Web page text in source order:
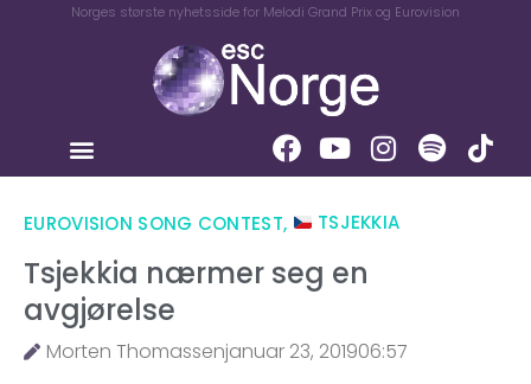
Norges største nyhetsside for Melodi Grand Prix og Eurovision
EUROVISION SONG CONTEST, TSJEKKIA
Tsjekkia nærmer seg en
avgjørelse
Morten Thomassenjanuar 23, 201906:57